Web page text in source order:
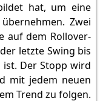
hat, um eine
Zwei
auf dem Rollover-
letzte Swing bis
Der Stopp wird
mit jedem neuen
Trend zu folgen.